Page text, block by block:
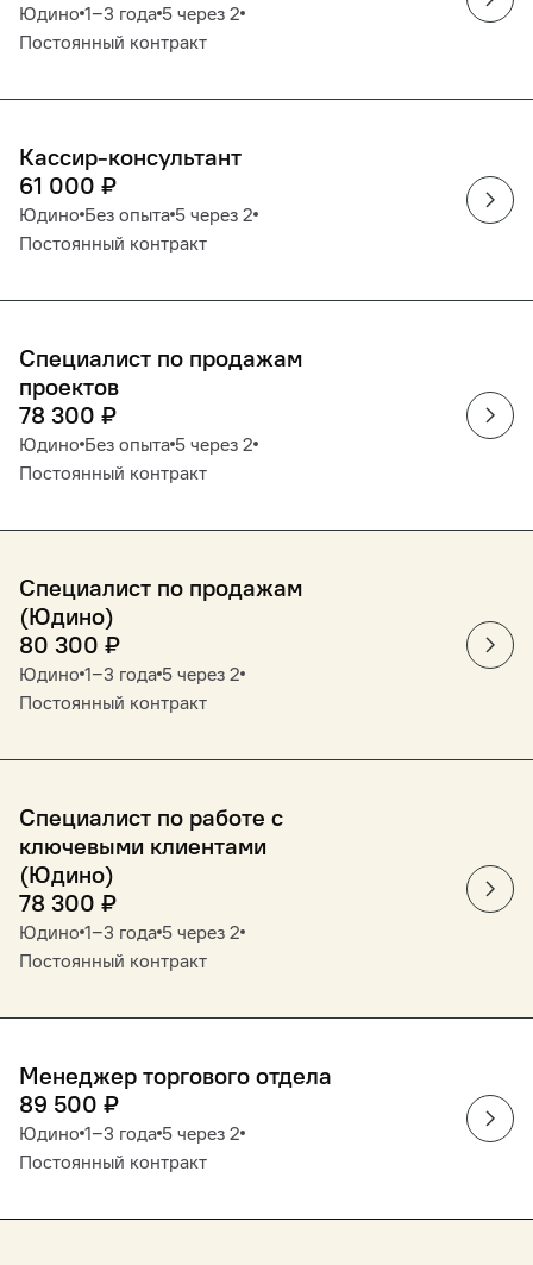
Юдино 1‒3 года 5 через 2
Постоянный контракт
Кассир-консультант
61 000 ₽
Юдино Без опыта 5 через 2
Постоянный контракт
Специалист по продажам
проектов
78 300 ₽
Юдино Без опыта 5 через 2
Постоянный контракт
Cпециалист по продажам
(Юдино)
80 300 ₽
Юдино 1‒3 года 5 через 2
Постоянный контракт
Специалист по работе с
ключевыми клиентами
(Юдино)
78 300 ₽
Юдино 1‒3 года 5 через 2
Постоянный контракт
Менеджер торгового отдела
89 500 ₽
Юдино 1‒3 года 5 через 2
Постоянный контракт